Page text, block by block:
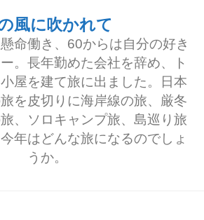
風に吹かれて
命働き、60からは自分の好き
。長年勤めた会社を辞め、ト
屋を建て旅に出ました。日本
を皮切りに海岸線の旅、厳冬
、ソロキャンプ旅、島巡り旅
年はどんな旅になるのでしょ
うか。